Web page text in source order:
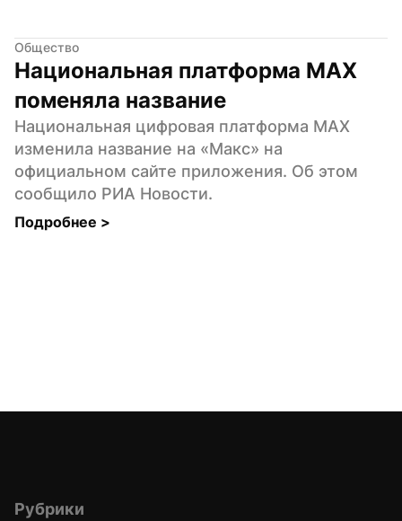
Общество
Национальная платформа МAX
поменяла название
Национальная цифровая платформа MAX
изменила название на «Макс» на
официальном сайте приложения. Об этом
сообщило РИА Новости.
Подробнее >
Рубрики